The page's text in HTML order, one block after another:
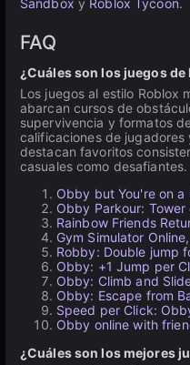
Sandbox y Roblox Tycoon.
FAQ
¿Cuáles son los juegos
Los juegos al estilo Roblox
abarcan cursos de
supervivencia y formatos
calificaciones de
destacan favoritos
casuales como desafiantes.
Obby but You're on a
Obby Parkour: Tower
Rainbow Friends
Gym Simulator
Robby: Double jump
Obby: +1 Jump per
Obby: Climb and
Obby: Escape from
Speed per Click:
Obby online with
¿Cuáles son los mejores